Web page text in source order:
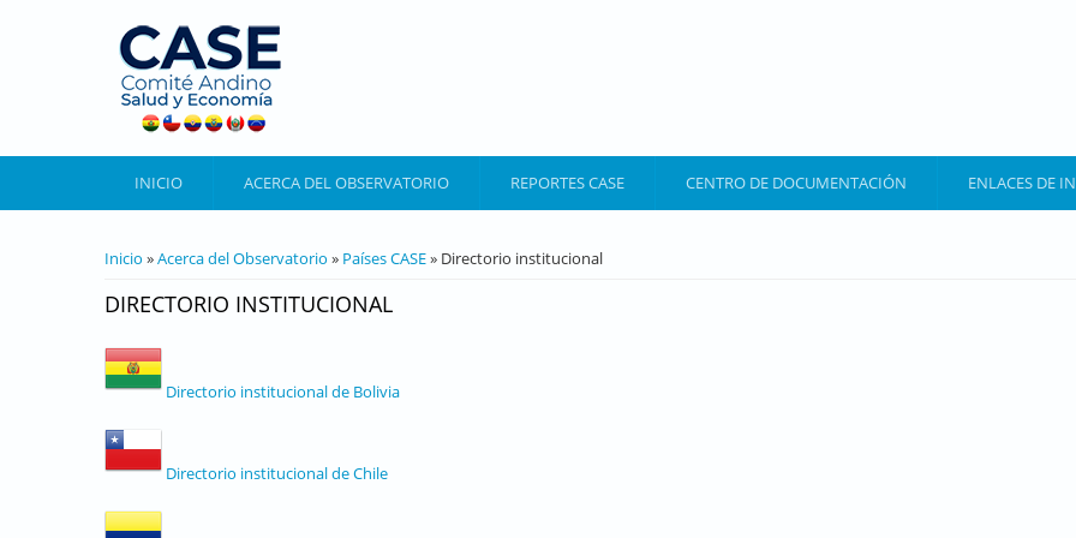
INICIO ACERCA DEL OBSERVATORIO REPORTES CASE CENTRO DE DOCUMENTACIÓN ENLACES DE
SE ENCUENTRA USTED AQUÍ
Inicio »Acerca del Observatorio » Países CASE» Directorio institucional
DIRECTORIO INSTITUCIONAL
Directorio institucional de Bolivia
Directorio institucional de Chile